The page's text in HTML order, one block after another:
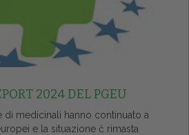
2024 DEL PGEU
di medicinali hanno continuato a
e la situazione č rimasta